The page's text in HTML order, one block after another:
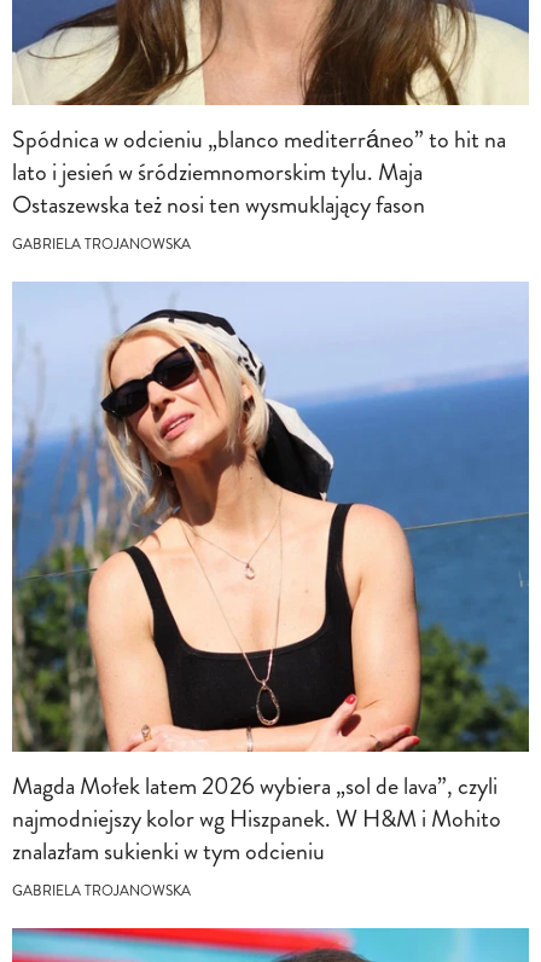
Spódnica w odcieniu „blanco mediterráneo” to hit na
lato i jesień w śródziemnomorskim tylu. Maja
Ostaszewska też nosi ten wysmuklający fason
GABRIELA TROJANOWSKA
Magda Mołek latem 2026 wybiera „sol de lava”, czyli
najmodniejszy kolor wg Hiszpanek. W H&M i Mohito
znalazłam sukienki w tym odcieniu
GABRIELA TROJANOWSKA